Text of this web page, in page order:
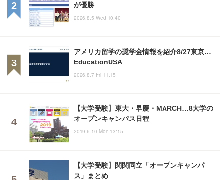
が優勝
2026.8.5 Wed 10:40
アメリカ留学の奨学金情報を紹介8/27東京…
EducationUSA
2026.8.7 Fri 11:15
【大学受験】東大・早慶・MARCH…8大学の
オープンキャンパス日程
2019.6.10 Mon 13:15
【大学受験】関関同立「オープンキャンパ
ス」まとめ